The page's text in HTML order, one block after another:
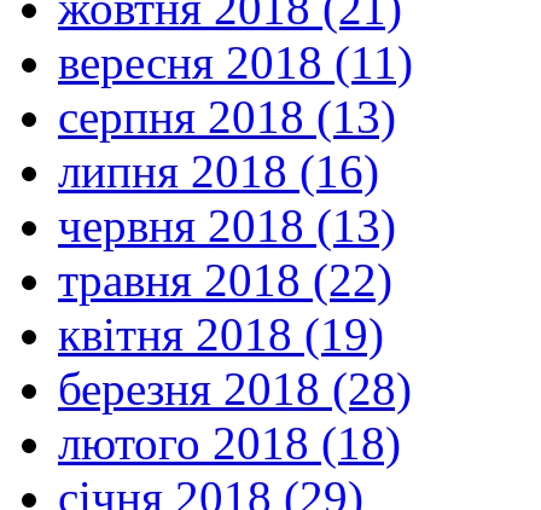
вересня 2018 (11)
серпня 2018 (13)
липня 2018 (16)
червня 2018 (13)
травня 2018 (22)
квітня 2018 (19)
березня 2018 (28)
лютого 2018 (18)
січня 2018 (29)